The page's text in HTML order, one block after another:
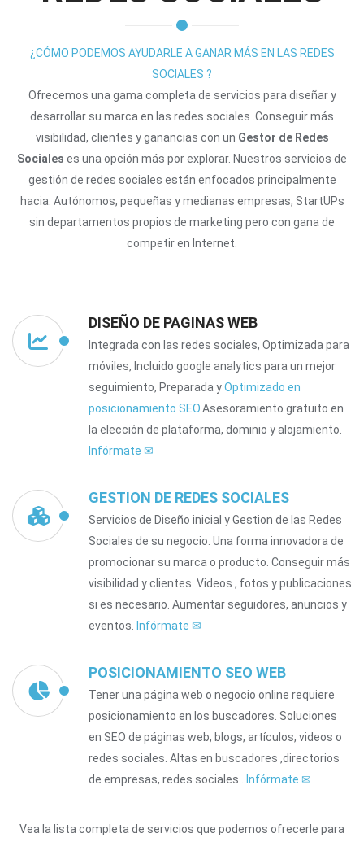
¿CÓMO PODEMOS AYUDARLE A GANAR MÁS EN LAS REDES
SOCIALES ?
Ofrecemos una gama completa de servicios para diseñar y
desarrollar su marca en las redes sociales .Conseguir más
visibilidad, clientes y ganancias con un Gestor de Redes
Sociales es una opción más por explorar. Nuestros servicios de
gestión de redes sociales están enfocados principalmente
hacia: Autónomos, pequeñas y medianas empresas, StartUPs
sin departamentos propios de marketing pero con gana de
competir en Internet.
DISEÑO DE PAGINAS WEB
Integrada con las redes sociales, Optimizada para
móviles, Incluido google analytics para un mejor
seguimiento, Preparada yOptimizado en
posicionamiento SEO.Asesoramiento gratuito en
la elección de plataforma, dominio y alojamiento.
Infórmate ✉
GESTION DE REDES SOCIALES
Servicios de Diseño inicial y Gestion de las Redes
Sociales de su negocio. Una forma innovadora de
promocionar su marca o producto. Conseguir más
visibilidad y clientes. Videos , fotos y publicaciones
si es necesario. Aumentar seguidores, anuncios y
eventos.
Infórmate ✉
POSICIONAMIENTO SEO WEB
Tener una página web o negocio online requiere
posicionamiento en los buscadores. Soluciones
en SEO de páginas web, blogs, artículos, videos o
redes sociales. Altas en buscadores ,directorios
de empresas, redes sociales..
Infórmate ✉
Vea la lista completa de servicios que podemos ofrecerle para